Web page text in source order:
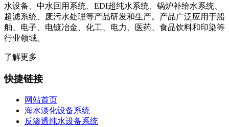
水设备、中水回用系统、EDI超纯水系统、锅炉补给水系统、
超滤系统、废污水处理等产品研发和生产。产品广泛应用于船
舶、电子、电镀冶金、化工、电力、医药、食品饮料和印染等
行业领域。
了解更多
快捷链接
网站首页
海水淡化设备系统
反渗透纯水设备系统